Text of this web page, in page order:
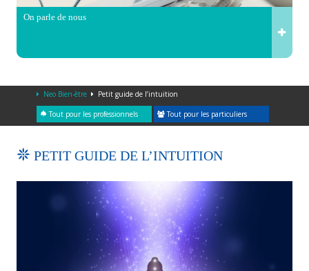
On parle de nous
Neo Bien-être Petit guide de l’intuition
Tout pour les professionnels Tout pour les particuliers
PETIT GUIDE DE L’INTUITION